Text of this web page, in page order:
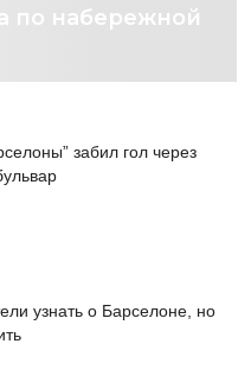
по набережной
забил гол через
узнать о Барселоне, но